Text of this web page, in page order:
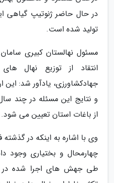
در حال حاضر ژنوتیپ گیاهی
تولید شده است.
مسئول نهالستان کبیری
انتقاد از توزیع نهال
جهادکشاورزی، یادآور شد: این
و نتایج این مسئله در چند
از باغات استان تعیین می شود.
وی با اشاره به اینکه در
چهارمحال و بختیاری وجود
طی جهش های اجرا شده در